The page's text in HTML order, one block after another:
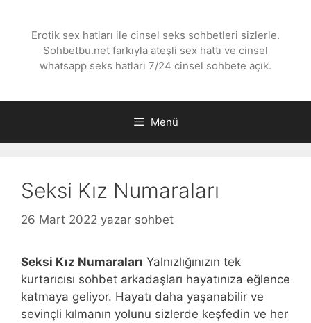
Erotik sex hatları ile cinsel seks sohbetleri sizlerle.
Sohbetbu.net farkıyla ateşli sex hattı ve cinsel
whatsapp seks hatları 7/24 cinsel sohbete açık.
Menü
Seksi Kız Numaraları
26 Mart 2022 yazar sohbet
Seksi Kız Numaraları Yalnızlığınızın tek
kurtarıcısı sohbet arkadaşları hayatınıza eğlence
katmaya geliyor. Hayatı daha yaşanabilir ve
sevinçli kılmanın yolunu sizlerde keşfedin ve her